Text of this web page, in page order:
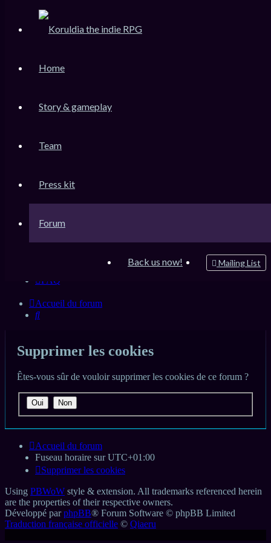
Home
Story & gameplay
Team
Press kit
Forum
Mailing List
Back us now!
Messages non lus
Rechercher
FAQ
Accueil du forum
Rechercher
Supprimer les cookies
Êtes-vous sûr de vouloir supprimer les cookies de ce forum ?
Accueil du forum
Fuseau horaire surUTC+01:00
Supprimer les cookies
Using PBWoW style & extension. All trademarks referenced herein
are the properties of their respective owners.
Développé parphpBB® Forum Software © phpBB Limited
Traduction française officielle © Qiaeru